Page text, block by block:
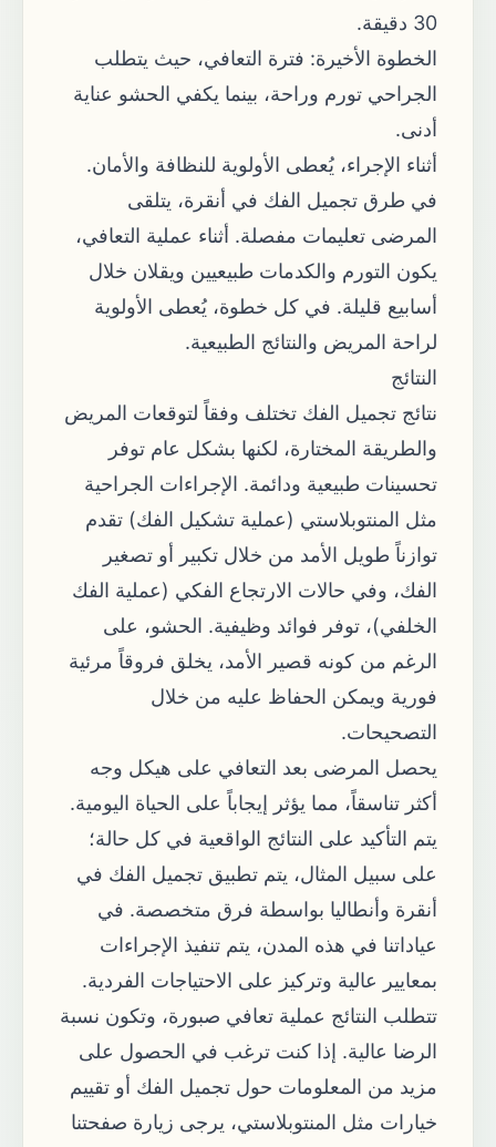
30 دقيقة.
الخطوة الأخيرة: فترة التعافي، حيث يتطلب
الجراحي تورم وراحة، بينما يكفي الحشو عناية
أدنى.
أثناء الإجراء، يُعطى الأولوية للنظافة والأمان.
في طرق تجميل الفك في أنقرة، يتلقى
المرضى تعليمات مفصلة. أثناء عملية التعافي،
يكون التورم والكدمات طبيعيين ويقلان خلال
أسابيع قليلة. في كل خطوة، يُعطى الأولوية
لراحة المريض والنتائج الطبيعية.
النتائج
نتائج تجميل الفك تختلف وفقاً لتوقعات المريض
والطريقة المختارة، لكنها بشكل عام توفر
تحسينات طبيعية ودائمة. الإجراءات الجراحية
مثل المنتوبلاستي (عملية تشكيل الفك) تقدم
توازناً طويل الأمد من خلال تكبير أو تصغير
الفك، وفي حالات الارتجاع الفكي (عملية الفك
الخلفي)، توفر فوائد وظيفية. الحشو، على
الرغم من كونه قصير الأمد، يخلق فروقاً مرئية
فورية ويمكن الحفاظ عليه من خلال
التصحيحات.
يحصل المرضى بعد التعافي على هيكل وجه
أكثر تناسقاً، مما يؤثر إيجاباً على الحياة اليومية.
يتم التأكيد على النتائج الواقعية في كل حالة؛
على سبيل المثال، يتم تطبيق تجميل الفك في
أنقرة وأنطاليا بواسطة فرق متخصصة. في
عياداتنا في هذه المدن، يتم تنفيذ الإجراءات
بمعايير عالية وتركيز على الاحتياجات الفردية.
تتطلب النتائج عملية تعافي صبورة، وتكون نسبة
الرضا عالية. إذا كنت ترغب في الحصول على
مزيد من المعلومات حول تجميل الفك أو تقييم
خيارات مثل المنتوبلاستي، يرجى زيارة صفحتنا